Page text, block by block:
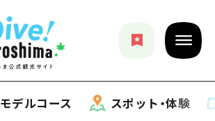
モデルコース スポット・体験